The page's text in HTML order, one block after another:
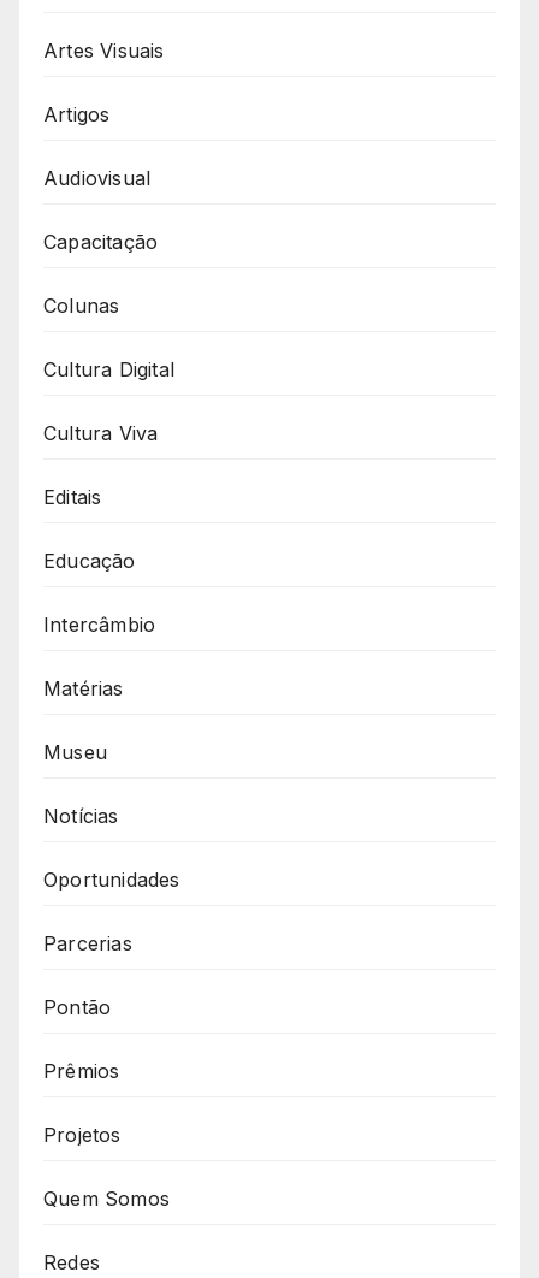
Artes Visuais
Artigos
Audiovisual
Capacitação
Colunas
Cultura Digital
Cultura Viva
Editais
Educação
Intercâmbio
Matérias
Museu
Notícias
Oportunidades
Parcerias
Pontão
Prêmios
Projetos
Quem Somos
Redes